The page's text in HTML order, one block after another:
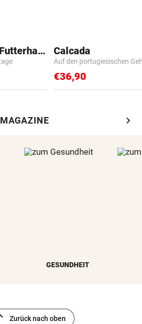
Esschert Design Futterhaus Calcada
Auf den portugiesischen
€36,90
chevron_right
GESUNDHEIT
Zurück nach oben